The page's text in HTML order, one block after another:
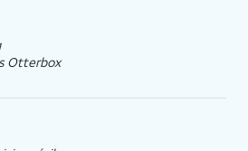
Otterbox